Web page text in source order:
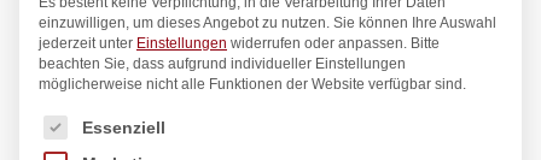
einzuwilligen, um dieses Angebot zu nutzen. Sie können Ihre Auswahl
jederzeit unter Einstellungen widerrufen oder anpassen. Bitte
beachten Sie, dass aufgrund individueller Einstellungen
möglicherweise nicht alle Funktionen der Website verfügbar sind.
Es folgt eine Liste der Service-Gruppen, für die eine
Essenziell